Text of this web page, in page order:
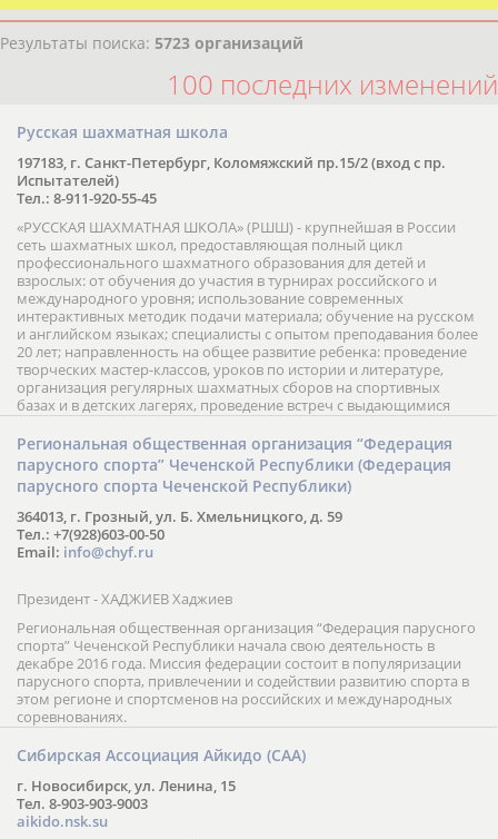
Результаты поиска: 5723 организаций
100 последних изменений
Русская шахматная школа
197183, г. Санкт-Петербург, Коломяжский пр.15/2 (вход с пр.
Испытателей)
Тел.: 8-911-920-55-45
«РУССКАЯ ШАХМАТНАЯ ШКОЛА» (РШШ) - крупнейшая в России
сеть шахматных школ, предоставляющая полный цикл
профессионального шахматного образования для детей и
взрослых: от обучения до участия в турнирах российского и
международного уровня; использование современных
интерактивных методик подачи материала; обучение на русском
и английском языках; специалисты с опытом преподавания более
20 лет; направленность на общее развитие ребенка: проведение
творческих мастер-классов, уроков по истории и литературе,
организация регулярных шахматных сборов на спортивных
базах и в детских лагерях, проведение встреч с выдающимися
шахматистами; корпоративное обучение; онлайн обучение в
форме вебинаров и индивидуальных занятий, круглые столы
российских и международных тренеров, организация фестивалей;
онлайн трансляция мероприятий и турниров.
Региональная общественная организация “Федерация
парусного спорта” Чеченской Республики (Федерация
парусного спорта Чеченской Республики)
364013, г. Грозный, ул. Б. Хмельницкого, д. 59
Тел.: +7(928)603-00-50
Email: info@chyf.ru
Президент - ХАДЖИЕВ Хаджиев
Региональная общественная организация “Федерация парусного
спорта” Чеченской Республики начала свою деятельность в
декабре 2016 года. Миссия федерации состоит в популяризации
парусного спорта, привлечении и содействии развитию спорта в
этом регионе и спортсменов на российских и международных
соревнованиях.
Сибирская Ассоциация Айкидо (САА)
г. Новосибирск, ул. Ленина, 15
Тел. 8-903-903-9003
aikido.nsk.su